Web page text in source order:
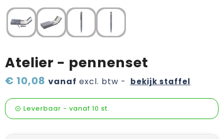
Wijn, bier en proeverij
Zomerpakketten
Atelier - pennenset
€ 10,08 vanaf excl. btw - bekijk staffel
Leverbaar - vanaf 10 st.